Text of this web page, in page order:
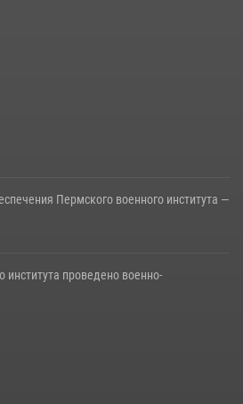
Пермского военного института —
института проведено военно-